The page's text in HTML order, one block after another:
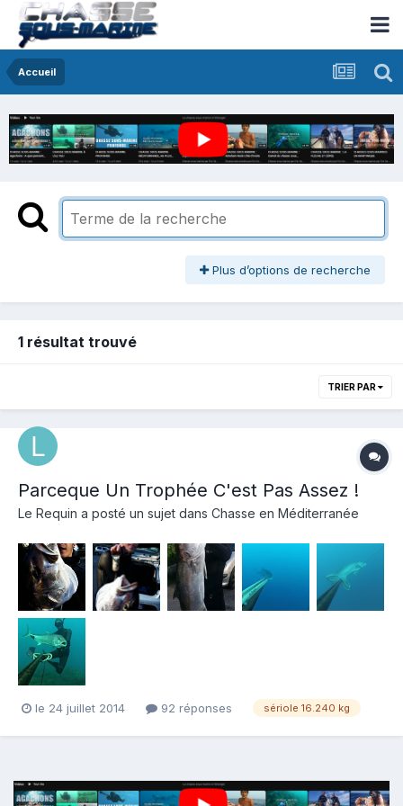
Accueil
Plus d’options de recherche
1 résultat trouvé
TRIER PAR
Parceque Un Trophée C'est Pas Assez !
Le Requin a posté un sujet dans Chasse en Méditerranée
le 24 juillet 2014 92 réponses sériole 16.240 kg